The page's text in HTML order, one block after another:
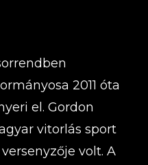
2011 óta
el. Gordon
vitorlás sport
volt. A